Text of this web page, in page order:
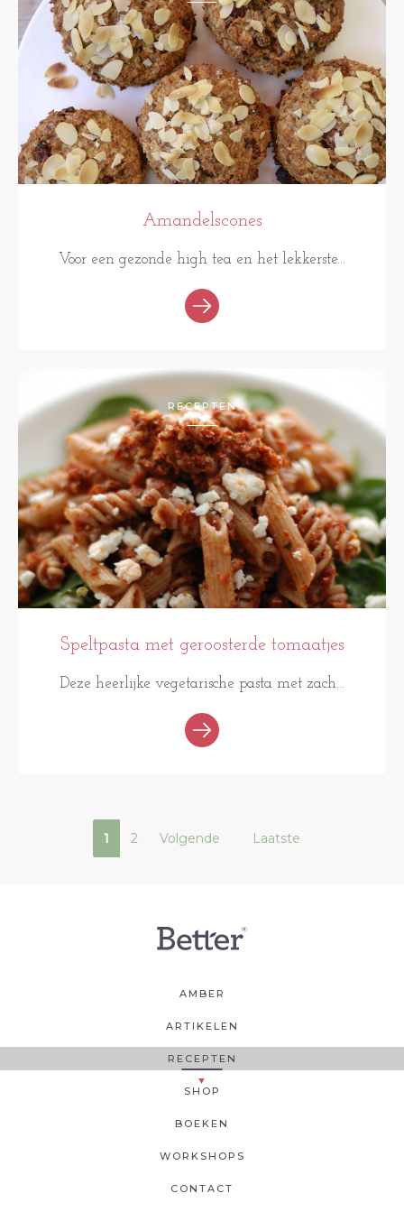
Amandelscones
Voor een gezonde high tea en het lekkerste...
RECEPTEN
Speltpasta met geroosterde tomaatjes
Deze heerlijke vegetarische pasta met zach...
1 2 Volgende Laatste
AMBER
ARTIKELEN
RECEPTEN
SHOP
BOEKEN
WORKSHOPS
CONTACT